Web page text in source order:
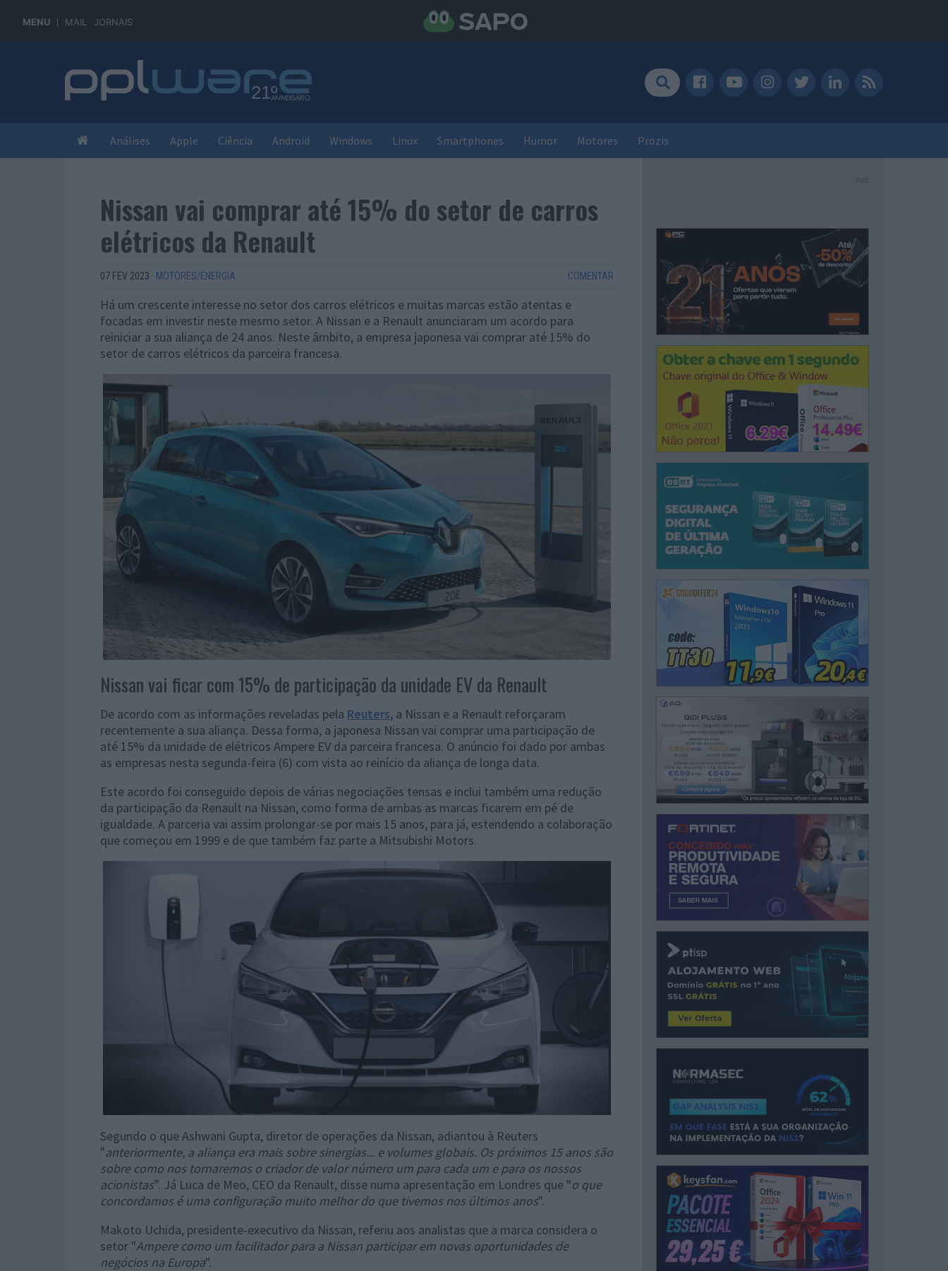
MENU MAIL JORNAIS
Análises Apple Ciência Android Windows Linux Smartphones Humor Motores Prozis
Nissan vai comprar até 15% do setor de carros
elétricos da Renault
07 FEV 2023 · MOTORES/ENERGIA COMENTAR
Há um crescente interesse no setor dos carros elétricos e muitas marcas estão atentas e
focadas em investir neste mesmo setor. A Nissan e a Renault anunciaram um acordo para
reiniciar a sua aliança de 24 anos. Neste âmbito, a empresa japonesa vai comprar até 15% do
setor de carros elétricos da parceira francesa.
Nissan vai ficar com 15% de participação da unidade EV da Renault
De acordo com as informações reveladas pela Reuters, a Nissan e a Renault reforçaram
recentemente a sua aliança. Dessa forma, a japonesa Nissan vai comprar uma participação de
até 15% da unidade de elétricos Ampere EV da parceira francesa. O anúncio foi dado por ambas
as empresas nesta segunda-feira (6) com vista ao reinício da aliança de longa data.
Este acordo foi conseguido depois de várias negociações tensas e inclui também uma redução
da participação da Renault na Nissan, como forma de ambas as marcas ficarem em pé de
igualdade. A parceria vai assim prolongar-se por mais 15 anos, para já, estendendo a colaboração
que começou em 1999 e de que também faz parte a Mitsubishi Motors.
Segundo o que Ashwani Gupta, diretor de operações da Nissan, adiantou à Reuters
"anteriormente, a aliança era mais sobre sinergias... e volumes globais. Os próximos 15 anos são
sobre como nos tornaremos o criador de valor número um para cada um e para os nossos
acionistas”. Já Luca de Meo, CEO da Renault, disse numa apresentação em Londres que "o que
concordamos é uma configuração muito melhor do que tivemos nos últimos anos".
Makoto Uchida, presidente-executivo da Nissan, referiu aos analistas que a marca considera o
setor "Ampere como um facilitador para a Nissan participar em novas oportunidades de
negócios na Europa".
PUB